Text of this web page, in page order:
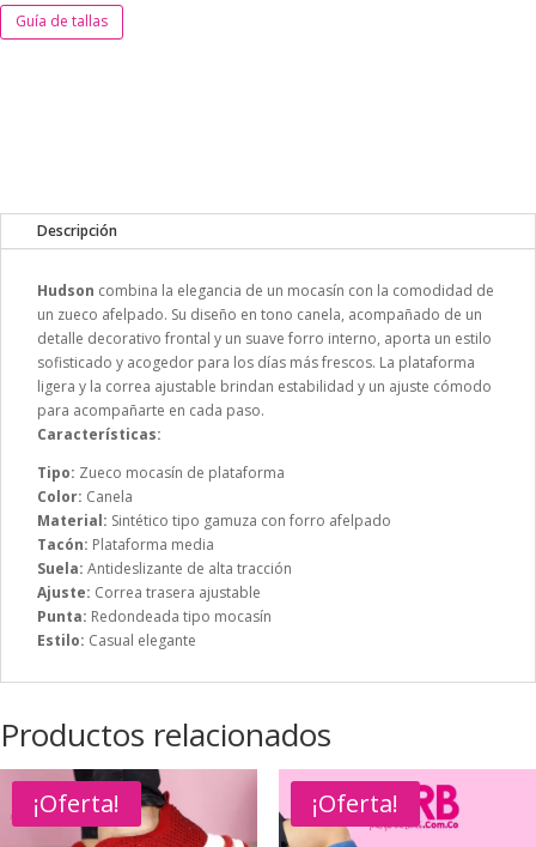
Guía de tallas
Descripción
Hudson combina la elegancia de un mocasín con la comodidad de
un zueco afelpado. Su diseño en tono canela, acompañado de un
detalle decorativo frontal y un suave forro interno, aporta un estilo
sofisticado y acogedor para los días más frescos. La plataforma
ligera y la correa ajustable brindan estabilidad y un ajuste cómodo
para acompañarte en cada paso.
Características:
Tipo: Zueco mocasín de plataforma
Color: Canela
Material: Sintético tipo gamuza con forro afelpado
Tacón: Plataforma media
Suela: Antideslizante de alta tracción
Ajuste: Correa trasera ajustable
Punta: Redondeada tipo mocasín
Estilo: Casual elegante
Productos relacionados
¡Oferta! ¡Oferta!